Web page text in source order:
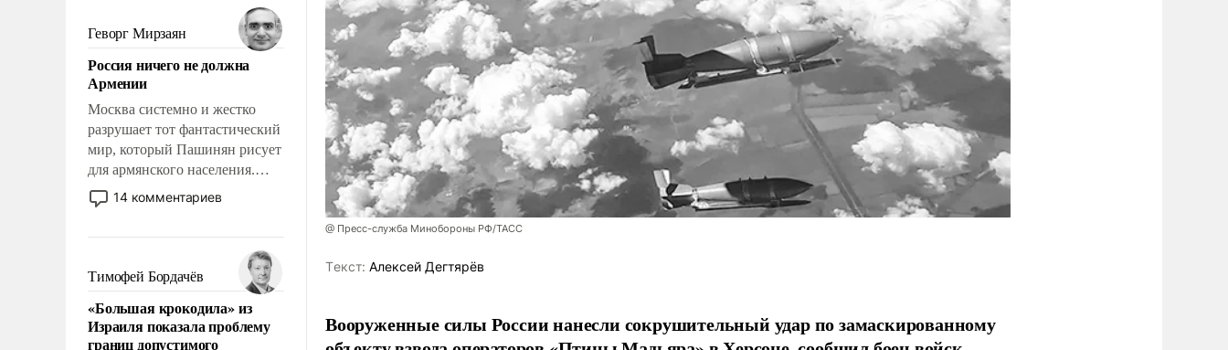
Сложившаяся ситуация
означает многолетний период
уязвимости США, например,
перед Китаем.
Геворг Мирзаян
Россия ничего не должна
Армении
Москва системно и жестко
разрушает тот фантастический
мир, который Пашинян рисует
для армянского населения.
Мир, где политические
прожекты будут безусловно
налогоплательщиков и где
Еревану за свои поступки не
нужно отвечать.
14 комментариев
Тимофей Бордачёв
«Большая крокодила» из
Израиля показала проблему
границ допустимого
@ Пресс-служба Минобороны РФ/ТАСС
Tекст: Алексей Дегтярёв
Вооруженные силы России нанесли сокрушительный удар по замаскированному